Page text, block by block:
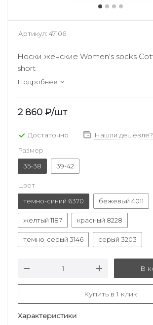
Артикул: 47106
Носки женские Women's socks
short
Подробнее
2 860 ₽/шт
Достаточно
Нашли дешевле?
Размер
35-38
39-42
Цвет
темно-синий 6370
бежевый 4011
желтый 1187 красный 8228
темно-серый 3146 серый 3203
В
Купить в 1 клик
Характеристики